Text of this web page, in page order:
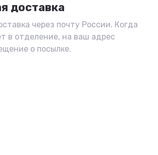
доставка
через почту России. Когда
в отделение, на ваш адрес
о посылке.